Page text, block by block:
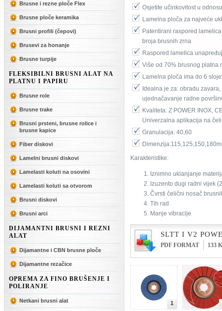
Brusne i rezne ploče Flex
Brusne ploče keramika
Brusni profili (čepovi)
Brusevi za honanje
Brusne turpije
FLEKSIBILNI BRUSNI ALAT NA
PLATNU I PAPIRU
Brusne role
Brusne trake
Brusni prsteni, brusne rolice i
brusne kapice
Fiber diskovi
Lamelni brusni diskovi
Lamelasti koluti na osovini
Lamelasti koluti sa otvorom
Brusni diskovi
Brusni arci
DIJAMANTNI BRUSNI I REZNI
ALAT
Dijamantne i CBN brusne ploče
Dijamantne rezačice
OPREMA ZA FINO BRUŠENJE I
POLIRANJE
Netkani brusni alat
Osjetite učinkovitost u
Lamelna ploča za najveće
Patentirani raspored
broja brusnih zrna
Raspored lamelica
Više od 70% brusnog platna
Lamelna ploča ima do 6
Idealna je za: obradu
ujednačavanje radne
Kvaliteta: Z POWER INOX,
Univerzalna aplikacija na
Granulacija: 40,60
Karakteristike:
Iznimno uklanjanje
Izuzento dugi radni vijek
Čvrsti čelični nosač
Tih rad
Manje vibracije
SLTT I V2
PDF FORMAT 133
1